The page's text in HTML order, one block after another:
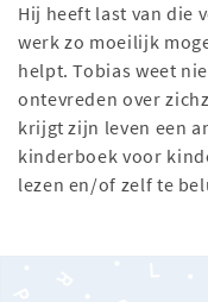
Hij heeft last van die
werk zo moeilijk
helpt. Tobias weet
ontevreden over
krijgt zijn leven een
kinderboek voor
lezen en/of zelf te